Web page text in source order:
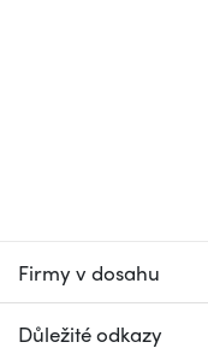
Firmy v dosahu
Důležité odkazy